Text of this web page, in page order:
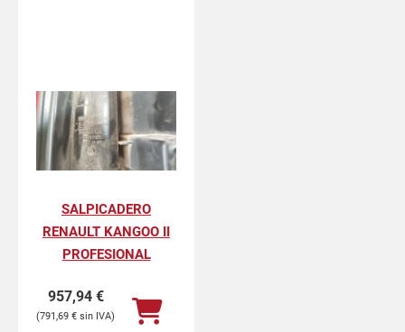
SALPICADERO
RENAULT KANGOO II
PROFESIONAL
957,94 €
791,69 €